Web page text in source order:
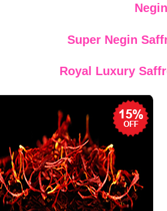
Super Negin
Royal Luxury